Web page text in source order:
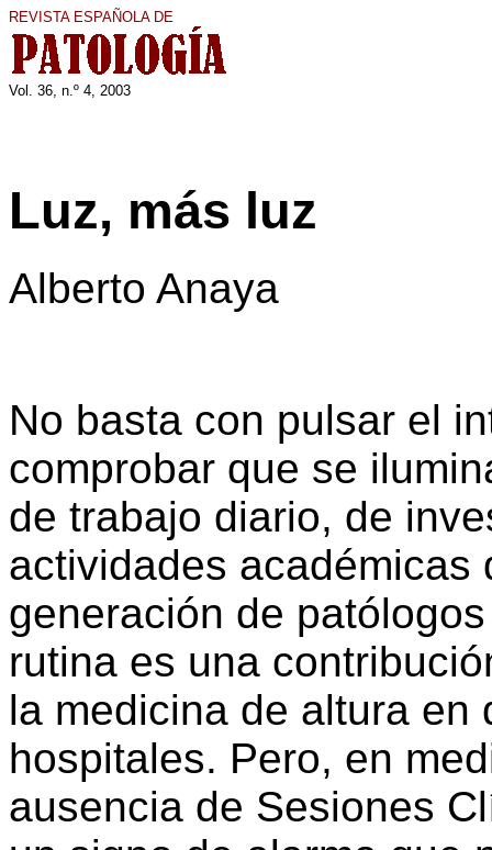
REVISTA ESPAÑOLA DE
Vol. 36, n.º 4, 2003
Luz, más luz
Alberto Anaya
No basta con pulsar el
comprobar que se
de trabajo diario, de
actividades académicas
generación de
rutina es una
la medicina de altura en
hospitales. Pero, en
ausencia de Sesiones